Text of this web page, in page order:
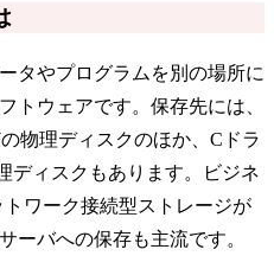
タやプログラムを別の場所に
トウェアです。保存先には、
物理ディスクのほか、Cドラ
ディスクもあります。ビジネ
ワーク接続型ストレージが
ーバへの保存も主流です。